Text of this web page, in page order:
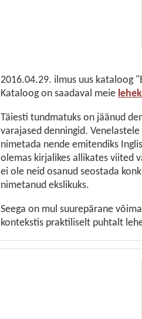
2016.04.29. ilmus uus kataloog
Kataloog on saadaval meie
Täiesti tundmatuks on jäänud
varajased denningid.
nimetada nende emitendiks
olemas kirjalikes allikates viited
ei ole neid osanud seostada
nimetanud ekslikuks.
Seega on mul suurepärane
kontekstis praktiliselt puhtalt